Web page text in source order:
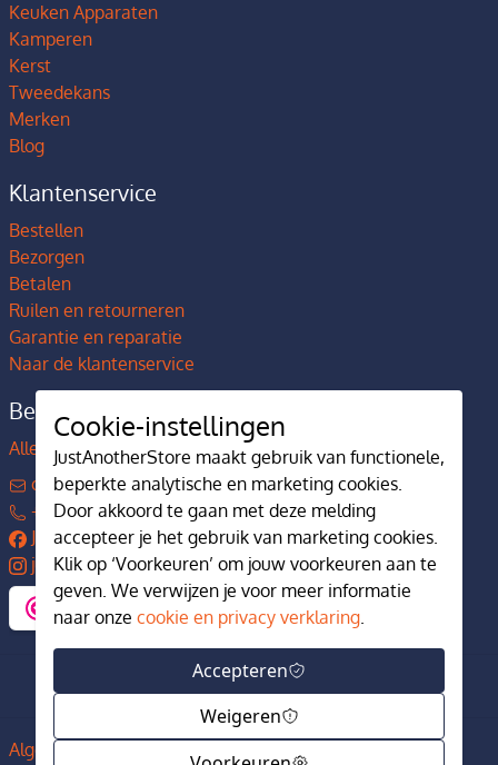
Keuken Apparaten
Kamperen
Kerst
Tweedekans
Merken
Blog
Klantenservice
Bestellen
Bezorgen
Betalen
Ruilen en retourneren
Garantie en reparatie
Naar de klantenservice
Bedrijfsgegevens
Alles over JustAnotherStore
contact@justanotherstore.nl
+31 73 644 7405
JustAnotherStore
justanotherstore.nl
Algemene voorwaarden Privacy en cookiebeleid
Cookie-instellingen
JustAnotherStore maakt gebruik van functionele,
beperkte analytische en marketing cookies.
Door akkoord te gaan met deze melding
accepteer je het gebruik van marketing cookies.
Klik op ‘Voorkeuren’ om jouw voorkeuren aan te
geven. We verwijzen je voor meer informatie
naar onze cookie en privacy verklaring.
Accepteren
Weigeren